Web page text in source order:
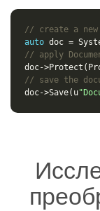
// create a new
auto doc =
// apply
doc->Protect (
// save the
doc->Save( u